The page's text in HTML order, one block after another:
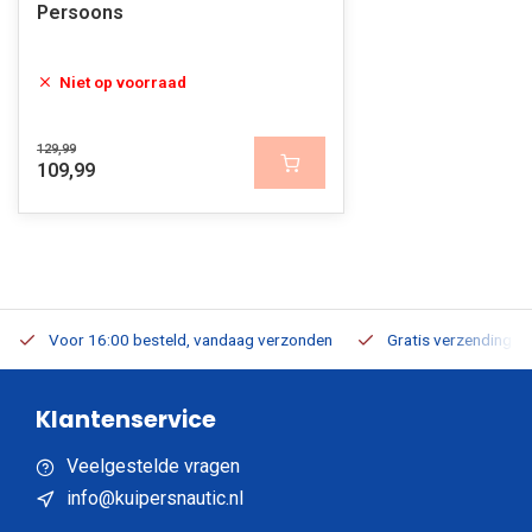
Persoons
Niet op voorraad
129,99
109,99
Voor 16:00 besteld, vandaag verzonden Gratis verzending
Klantenservice
Veelgestelde vragen
info@kuipersnautic.nl